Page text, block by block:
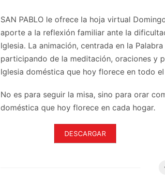
SAN PABLO le ofrece la hoja virtual
aporte a la reflexión familiar ante la
Iglesia. La animación, centrada en la
participando de la meditación, oraciones y
Iglesia doméstica que hoy florece en todo
No es para seguir la misa, sino para orar
doméstica que hoy florece en cada hogar.
DESCARGAR